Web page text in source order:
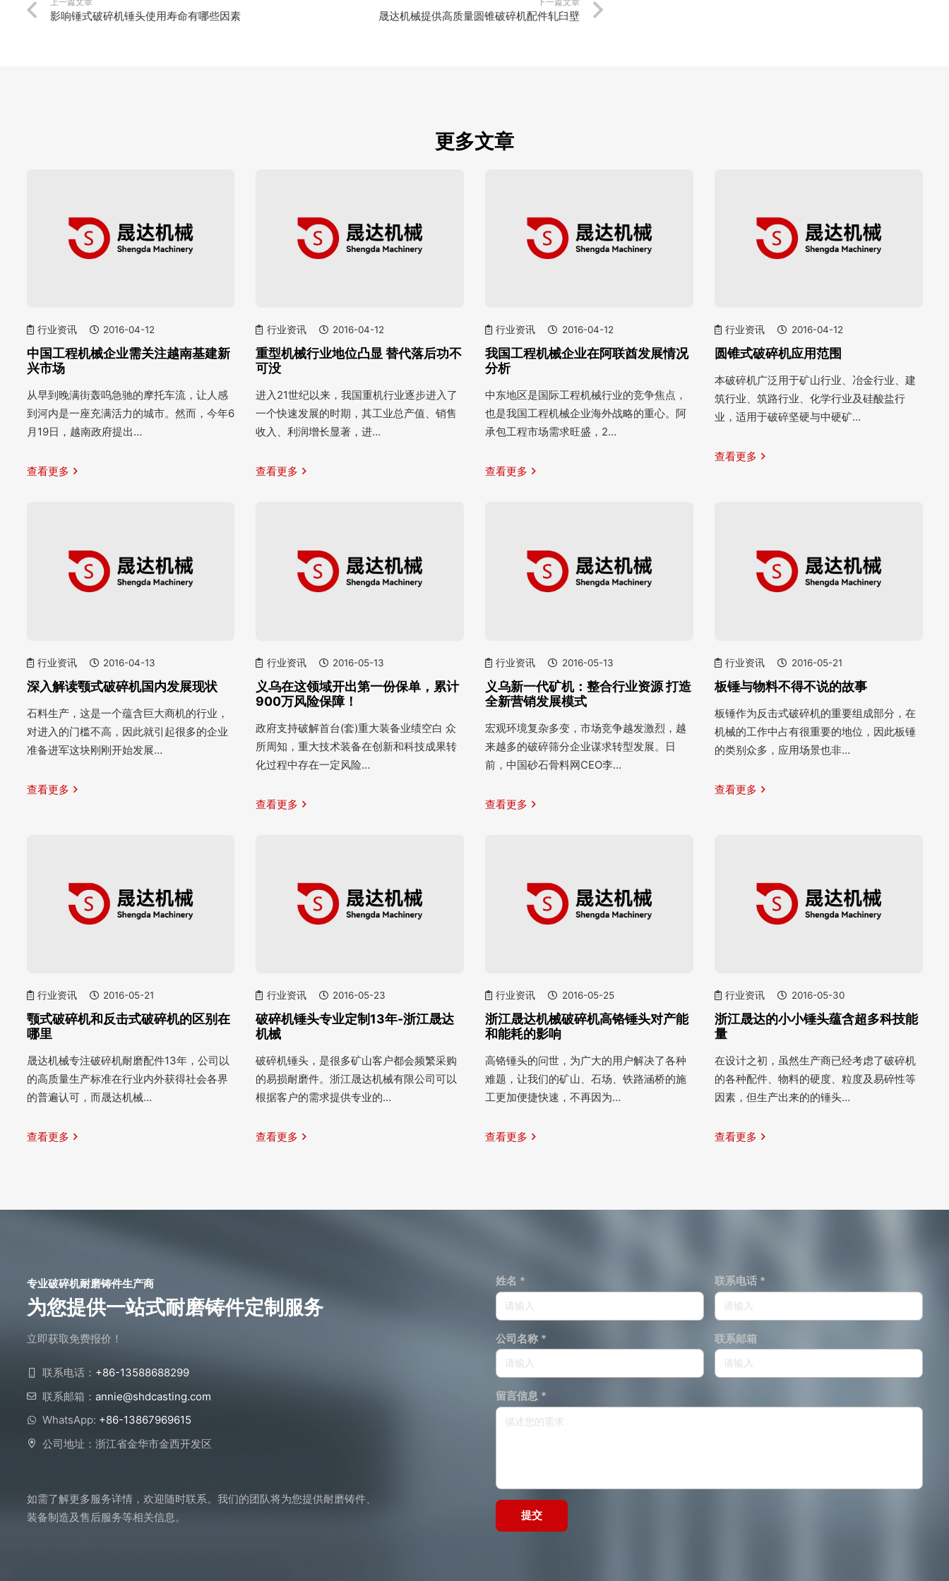
影响锤式破碎机锤头使用寿命有哪些因素 晟达机械提供高质量圆锥破碎机配件轧臼壁
更多文章
行业资讯 2016-04-12
中国工程机械企业需关注越南基建新
兴市场
从早到晚满街轰呜急驰的摩托车流，让人感
到河内是一座充满活力的城市。然而，今年6
月19日，越南政府提出…
查看更多
行业资讯 2016-04-12
重型机械行业地位凸显 替代落后功不
可没
进入21世纪以来，我国重机行业逐步进入了
一个快速发展的时期，其工业总产值、销售
收入、利润增长显著，进…
查看更多
行业资讯 2016-04-12
我国工程机械企业在阿联酋发展情况
分析
中东地区是国际工程机械行业的竞争焦点，
也是我国工程机械企业海外战略的重心。阿
承包工程市场需求旺盛，2…
查看更多
行业资讯 2016-04-12
圆锥式破碎机应用范围
本破碎机广泛用于矿山行业、冶金行业、建
筑行业、筑路行业、化学行业及硅酸盐行
业，适用于破碎坚硬与中硬矿…
查看更多
行业资讯 2016-04-13
深入解读颚式破碎机国内发展现状
石料生产，这是一个蕴含巨大商机的行业，
对进入的门槛不高，因此就引起很多的企业
准备进军这块刚刚开始发展…
查看更多
行业资讯 2016-05-13
义乌在这领域开出第一份保单，累计
900万风险保障！
政府支持破解首台(套)重大装备业绩空白 众
所周知，重大技术装备在创新和科技成果转
化过程中存在一定风险…
查看更多
行业资讯 2016-05-13
义乌新一代矿机：整合行业资源 打造
全新营销发展模式
宏观环境复杂多变，市场竞争越发激烈，越
来越多的破碎筛分企业谋求转型发展。日
前，中国砂石骨料网CEO李…
查看更多
行业资讯 2016-05-21
板锤与物料不得不说的故事
板锤作为反击式破碎机的重要组成部分，在
机械的工作中占有很重要的地位，因此板锤
的类别众多，应用场景也非…
查看更多
行业资讯 2016-05-21
颚式破碎机和反击式破碎机的区别在
哪里
晟达机械专注破碎机耐磨配件13年，公司以
的高质量生产标准在行业内外获得社会各界
的普遍认可，而晟达机械…
查看更多
行业资讯 2016-05-23
破碎机锤头专业定制13年-浙江晟达
机械
破碎机锤头，是很多矿山客户都会频繁采购
的易损耐磨件。浙江晟达机械有限公司可以
根据客户的需求提供专业的…
查看更多
行业资讯 2016-05-25
浙江晟达机械破碎机高铬锤头对产能
和能耗的影响
高铬锤头的问世，为广大的用户解决了各种
难题，让我们的矿山、石场、铁路涵桥的施
工更加便捷快速，不再因为…
查看更多
行业资讯 2016-05-30
浙江晟达的小小锤头蕴含超多科技能
量
在设计之初，虽然生产商已经考虑了破碎机
的各种配件、物料的硬度、粒度及易碎性等
因素，但生产出来的的锤头…
查看更多
专业破碎机耐磨铸件生产商
为您提供一站式耐磨铸件定制服务
立即获取免费报价！
联系电话： +86-13588688299
联系邮箱： annie@shdcasting.com
WhatsApp: +86-13867969615
公司地址：浙江省金华市金西开发区
如需了解更多服务详情，欢迎随时联系。我们的团队将为您提供耐磨铸件、
装备制造及售后服务等相关信息。
姓名 * 联系电话 *
公司名称 * 联系邮箱
留言信息 *
提交